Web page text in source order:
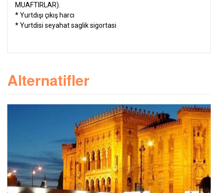
MUAFTIRLAR).
* Yurtdışı çıkış harcı
* Yurtdisi seyahat saglik sigortasi
Alternatifler